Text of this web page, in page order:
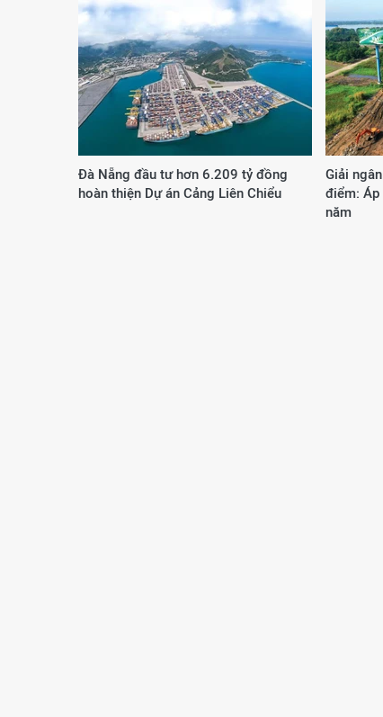
Đà Nẵng đầu tư hơn 6.209 tỷ đồng
hoàn thiện Dự án Cảng Liên Chiểu
Giải
điểm:
năm